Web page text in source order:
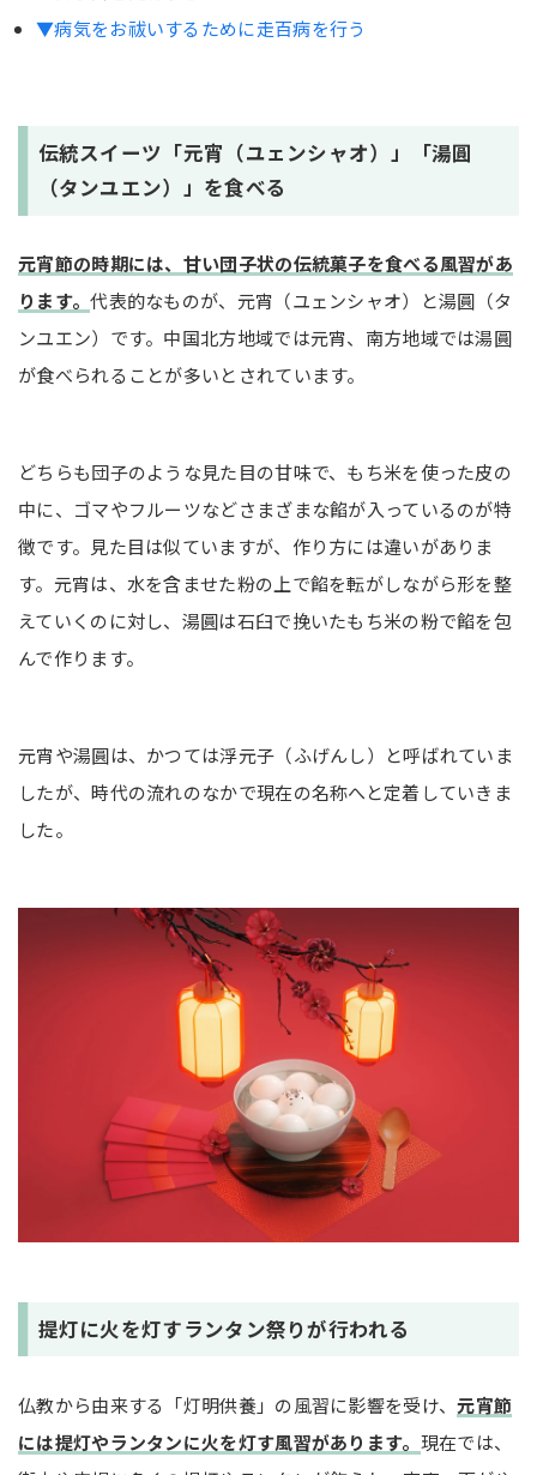
▼病気をお祓いするために走百病を行う
伝統スイーツ「元宵（ユェンシャオ）」「湯圓
（タンユエン）」を食べる
元宵節の時期には、甘い団子状の伝統菓子を食べる風習があ
ります。代表的なものが、元宵（ユェンシャオ）と湯圓（タ
ンユエン）です。中国北方地域では元宵、南方地域では湯圓
が食べられることが多いとされています。
どちらも団子のような見た目の甘味で、もち米を使った皮の
中に、ゴマやフルーツなどさまざまな餡が入っているのが特
徴です。見た目は似ていますが、作り方には違いがありま
す。元宵は、水を含ませた粉の上で餡を転がしながら形を整
えていくのに対し、湯圓は石臼で挽いたもち米の粉で餡を包
んで作ります。
元宵や湯圓は、かつては浮元子（ふげんし）と呼ばれていま
したが、時代の流れのなかで現在の名称へと定着していきま
した。
提灯に火を灯すランタン祭りが行われる
仏教から由来する「灯明供養」の風習に影響を受け、元宵節
には提灯やランタンに火を灯す風習があります。 現在では、